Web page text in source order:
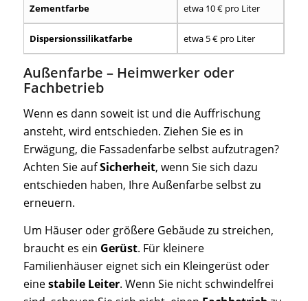
Zementfarbe etwa 10 € pro Liter
Dispersionssilikatfarbe etwa 5 € pro Liter
Außenfarbe – Heimwerker oder
Fachbetrieb
Wenn es dann soweit ist und die Auffrischung
ansteht, wird entschieden. Ziehen Sie es in
Erwägung, die Fassadenfarbe selbst aufzutragen?
Achten Sie aufSicherheit, wenn Sie sich dazu
entschieden haben, Ihre Außenfarbe selbst zu
erneuern.
Um Häuser oder größere Gebäude zu streichen,
braucht es ein Gerüst. Für kleinere
Familienhäuser eignet sich ein Kleingerüst oder
einestabile Leiter. Wenn Sie nicht schwindelfrei